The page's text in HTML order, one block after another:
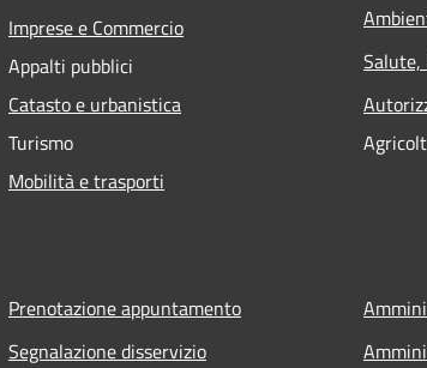
Imprese e Commercio
Appalti pubblici
Catasto e urbanistica
Turismo
Mobilità e trasporti
Salute,
Prenotazione appuntamento
Segnalazione disservizio